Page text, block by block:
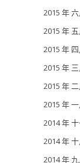
2015 年 六
2015 年 五
2015 年 四
2015 年 三
2015 年 二
2015 年 一
2014 年
2014 年 十
2014 年 九